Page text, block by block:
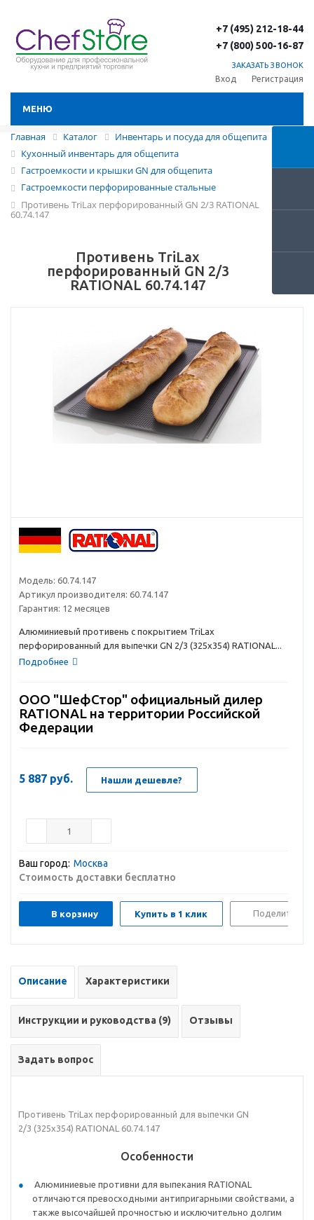
+7 (495) 212-18-44
+7 (800) 500-16-87
ЗАКАЗАТЬ ЗВОНОК
Вход Регистрация
МЕНЮ
Главная Каталог
Инвентарь и посуда для общепита
Кухонный инвентарь для общепита
Гастроемкости и крышки GN для общепита
Гастроемкости перфорированные стальные
Противень TriLax перфорированный GN 2/3 RATIONAL
60.74.147
Противень TriLax
перфорированный GN 2/3
RATIONAL 60.74.147
Модель: 60.74.147
Артикул производителя: 60.74.147
Гарантия: 12 месяцев
Алюминиевый противень с покрытием TriLax
перфорированный для выпечки GN 2/3 (325х354) RATIONAL...
Подробнее
ООО "ШефСтор" официальный дилер
RATIONAL на территории Российской
Федерации
5 887 руб. Нашли дешевле?
Ваш город: Москва
Стоимость доставки бесплатно
В корзину Купить в 1 клик Поделиться
Описание Характеристики
Инструкции и руководства (9) Отзывы
Задать вопрос
Противень TriLax перфорированный для выпечки GN
2/3 (325х354) RATIONAL 60.74.147
Особенности
Алюминиевые противни для выпекания RATIONAL
отличаются превосходными антипригарными свойствами, а
также высочайшей прочностью и исключительно долгим